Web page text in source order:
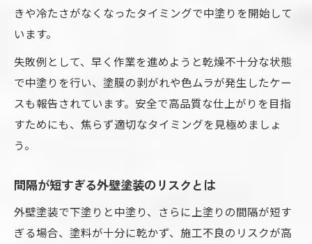
きや冷たさがなくなったタイミングで中塗りを開始して
います。
失敗例として、早く作業を進めようと乾燥不十分な状態
で中塗りを行い、塗膜の剥がれや色ムラが発生したケー
スも報告されています。安全で高品質な仕上がりを目指
すためにも、焦らず適切なタイミングを見極めましょ
う。
間隔が短すぎる外壁塗装のリスクとは
外壁塗装で下塗りと中塗り、さらに上塗りの間隔が短す
ぎる場合、塗料が十分に乾かず、施工不良のリスクが高